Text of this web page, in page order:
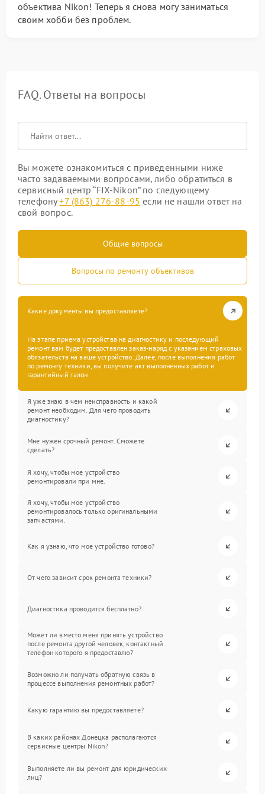
объектива Nikon! Теперь я снова могу заниматься
своим хобби без проблем.
FAQ. Ответы на вопросы
Вы можете ознакомиться с приведенными ниже
часто задаваемыми вопросами, либо обратиться в
сервисный центр “FIX-Nikon” по следующему
телефону+7 (863) 276-88-95 если не нашли ответ на
свой вопрос.
Общие вопросы
Вопросы по ремонту объективов
Какие документы вы предоставляете?
На этапе приема устройства на диагностику и последующий
ремонт вам будет предоставлен заказ-наряд с указанием страховых
обязательств на ваше устройство. Далее, после выполнения работ
по ремонту техники, вы получите акт выполненных работ и
гарантийный талон.
Я уже знаю в чем неисправность и какой
ремонт необходим. Для чего проводить
диагностику?
Мне нужен срочный ремонт. Сможете
сделать?
Я хочу, чтобы мое устройство
ремонтировали при мне.
Я хочу, чтобы мое устройство
ремонтировалось только оригинальными
запчастями.
Как я узнаю, что мое устройство готово?
От чего зависит срок ремонта техники?
Диагностика проводится бесплатно?
Может ли вместо меня принять устройство
после ремонта другой человек, контактный
телефон которого я предоставлю?
Возможно ли получать обратную связь в
процессе выполнения ремонтных работ?
Какую гарантию вы предоставляете?
В каких районах Донецка располагаются
сервисные центры Nikon?
Выполняете ли вы ремонт для юридических
лиц?